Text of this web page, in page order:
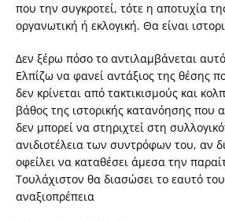
που την συγκροτεί, τότε η αποτυχία
οργανωτική ή εκλογική. Θα είναι
Δεν ξέρω πόσο το αντιλαμβάνεται
Ελπίζω να φανεί αντάξιος της θέσης
δεν κρίνεται από τακτικισμούς και
βάθος της ιστορικής κατανόησης που
δεν μπορεί να στηριχτεί στη
ανιδιοτέλεια των συντρόφων του, αν
οφείλει να καταθέσει άμεσα την
Τουλάχιστον θα διασώσει το εαυτό
αναξιοπρέπεια